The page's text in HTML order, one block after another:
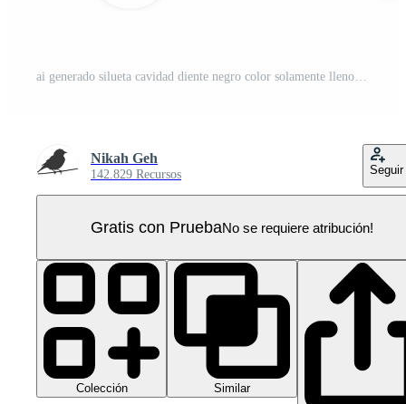
ai generado silueta cavidad diente negro color solamente lleno cuerpo PNG Pro
Nikah Geh
142.829 Recursos Seguir
Gratis con PruebaNo se requiere atribución!
Colección Similar